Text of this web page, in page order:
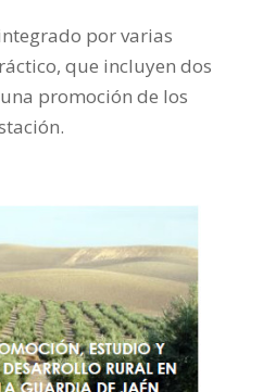
por varias
que incluyen dos
promoción de los